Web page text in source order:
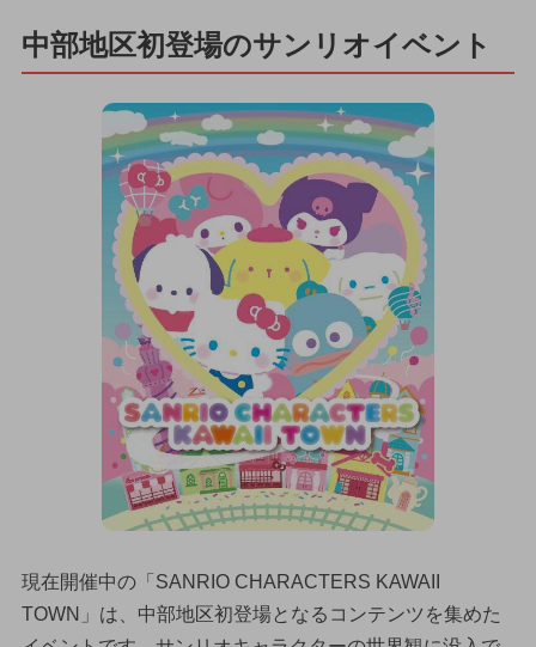
中部地区初登場のサンリオイベント
現在開催中の「SANRIO CHARACTERS KAWAII
TOWN」は、中部地区初登場となるコンテンツを集めた